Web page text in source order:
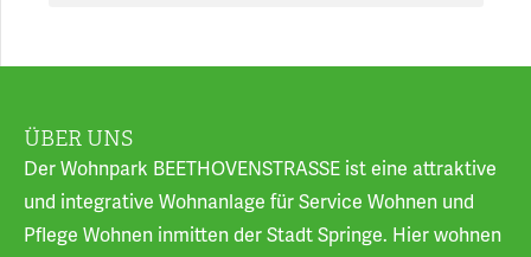
ÜBER UNS
Der Wohnpark BEETHOVENSTRASSE ist eine attraktive
und integrative Wohnanlage für Service Wohnen und
Pflege Wohnen inmitten der Stadt Springe. Hier wohnen